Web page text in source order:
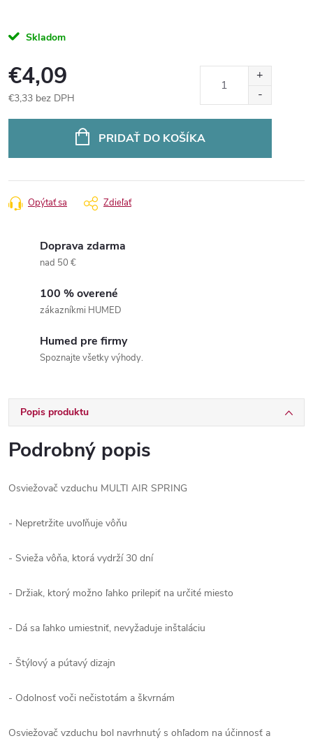
Skladom
€4,09
€3,33 bez DPH
PRIDAŤ DO KOŠÍKA
Opýtať sa Zdieľať
Doprava zdarma
nad 50 €
100 % overené
zákazníkmi HUMED
Humed pre firmy
Spoznajte všetky výhody.
Popis produktu
Podrobný popis
Osviežovač vzduchu MULTI AIR SPRING
- Nepretržite uvoľňuje vôňu
- Svieža vôňa, ktorá vydrží 30 dní
- Držiak, ktorý možno ľahko prilepiť na určité miesto
- Dá sa ľahko umiestniť, nevyžaduje inštaláciu
- Štýlový a pútavý dizajn
- Odolnosť voči nečistotám a škvrnám
Osviežovač vzduchu bol navrhnutý s ohľadom na účinnosť a